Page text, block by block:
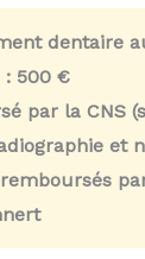
dentaire
: 500 €
par la CNS
et